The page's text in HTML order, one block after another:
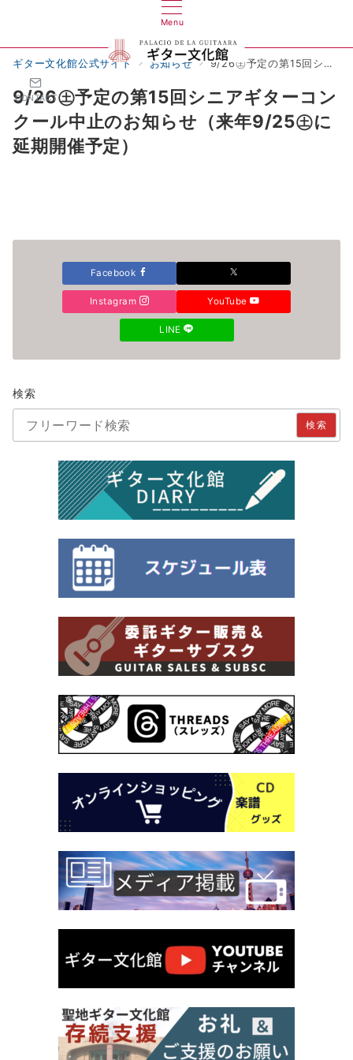
Menu
CONTACT
ギター文化館公式サイト お知らせ 9/26㊏予定の第15回シニアギターコンクール中止のお知らせ（来年9/25㊏に延期開催予定）
9/26㊏予定の第15回シニアギターコン
クール中止のお知らせ（来年9/25㊏に
延期開催予定）
Facebook
Instagram YouTube
LINE
検索
検索